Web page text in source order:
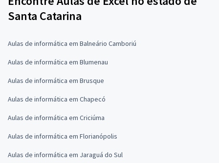
Santa Catarina
Aulas de informática em Balneário Camboriú
Aulas de informática em Blumenau
Aulas de informática em Brusque
Aulas de informática em Chapecó
Aulas de informática em Criciúma
Aulas de informática em Florianópolis
Aulas de informática em Jaraguá do Sul